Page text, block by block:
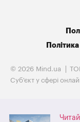
© 2026 Mind.ua
Cуб'єкт у сфері